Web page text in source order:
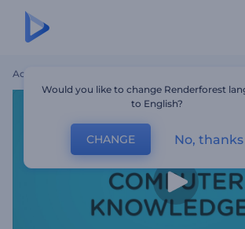
Accueil Promotion Des Cours
Would you like to change Renderforest
to English?
CHANGE No, thanks